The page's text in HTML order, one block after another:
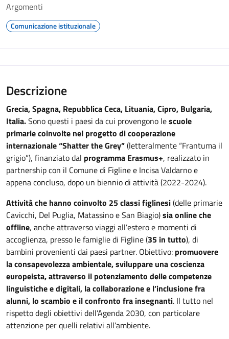
Argomenti
Comunicazione istituzionale
Descrizione
Grecia, Spagna, Repubblica Ceca, Lituania, Cipro, Bulgaria,
Italia.Sono questi i paesi da cui provengono lescuole
primarie coinvolte nel progetto di cooperazione
internazionale “Shatter the Grey”(letteralmente “Frantuma il
grigio”), finanziato dal programma Erasmus+, realizzato in
partnership con il Comune di Figline e Incisa Valdarno e
appena concluso, dopo un biennio di attività (2022-2024).
Attività che hanno coinvolto 25 classi figlinesi(delle primarie
Cavicchi, Del Puglia, Matassino e San Biagio)sia online che
offline, anche attraverso viaggi all’estero e momenti di
accoglienza, presso le famiglie di Figline (35 in tutto), di
bambini provenienti dai paesi partner. Obiettivo: promuovere
la consapevolezza ambientale, sviluppare una coscienza
europeista, attraverso il potenziamento delle competenze
linguistiche e digitali, la collaborazione e l’inclusione fra
alunni, lo scambio e il confronto fra insegnanti. Il tutto nel
rispetto degli obiettivi dell’Agenda 2030, con particolare
attenzione per quelli relativi all’ambiente.